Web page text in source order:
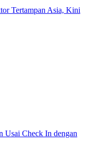
Tertampan Asia, Kini
Usai Check In dengan